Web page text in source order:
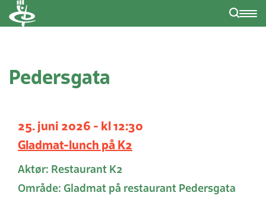
Pedersgata
25. juni 2026 - kl 12:30
Gladmat-lunch på K2
Aktør: Restaurant K2
Område: Gladmat på restaurant Pedersgata